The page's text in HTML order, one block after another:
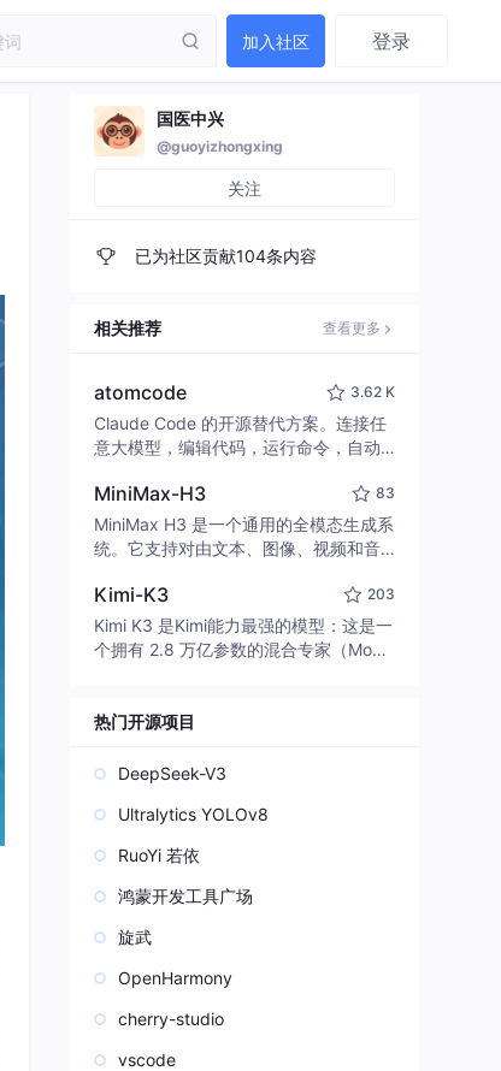
加入社区 登录
国医中兴
@guoyizhongxing
关注
已为社区贡献104条内容
相关推荐 查看更多
atomcode 3.62 K
Claude Code 的开源替代方案。连接任
意大模型，编辑代码，运行命令，自动
致性能。 ｜ An open-source alternativ
e to Claude Code. Connect any LLM,
edit code, run commands, and verify
MiniMax-H3 83
MiniMax H3 是一个通用的全模态生成系
统。它支持对由文本、图像、视频和音
并能生成分辨率高达 2K、时长可达 15
秒的带原生立体声音频的视频。得益于
面向任务泛化的系统设计，H3 在预训练
模态指令。
Kimi-K3 203
Kimi K3 是Kimi能力最强的模型：这是一
个拥有 2.8 万亿参数的混合专家（Mo
热门开源项目
DeepSeek-V3
Ultralytics YOLOv8
RuoYi 若依
鸿蒙开发工具广场
旋武
OpenHarmony
cherry-studio
vscode